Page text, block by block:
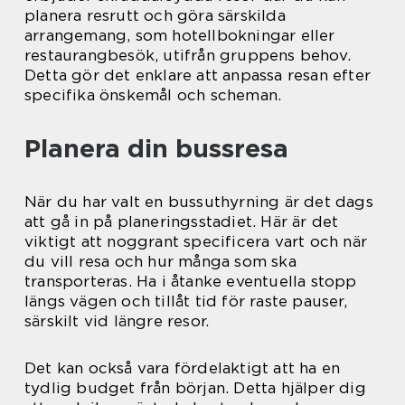
planera resrutt och göra särskilda
arrangemang, som hotellbokningar eller
restaurangbesök, utifrån gruppens behov.
Detta gör det enklare att anpassa resan efter
specifika önskemål och scheman.
Planera din bussresa
När du har valt en bussuthyrning är det dags
att gå in på planeringsstadiet. Här är det
viktigt att noggrant specificera vart och när
du vill resa och hur många som ska
transporteras. Ha i åtanke eventuella stopp
längs vägen och tillåt tid för raste pauser,
särskilt vid längre resor.
Det kan också vara fördelaktigt att ha en
tydlig budget från början. Detta hjälper dig